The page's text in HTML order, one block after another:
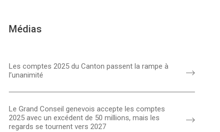
Médias
Les comptes 2025 du Canton passent la rampe à
l’unanimité
Le Grand Conseil genevois accepte les comptes
2025 avec un excédent de 50 millions, mais les
regards se tournent vers 2027